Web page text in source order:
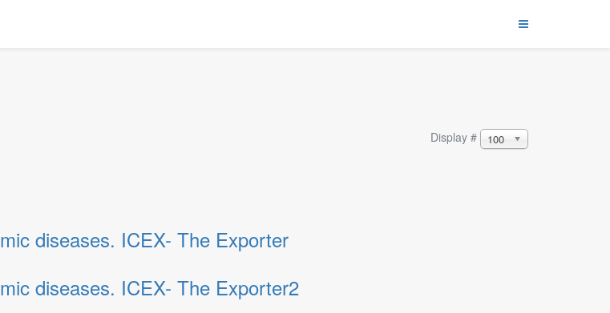
Display # 100
diseases. ICEX- The Exporter
diseases. ICEX- The Exporter2